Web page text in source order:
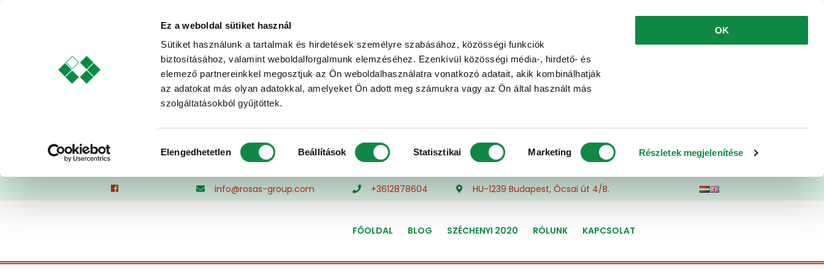
Ez a weboldal sütiket használ
Sütiket használunk a tartalmak és hirdetések személyre szabásához, közösségi funkciók
biztosításához, valamint weboldalforgalmunk elemzéséhez. Ezenkívül közösségi média-, hirdető- és
elemező partnereinkkel megosztjuk az Ön weboldalhasználatra vonatkozó adatait, akik kombinálhatják
az adatokat más olyan adatokkal, amelyeket Ön adott meg számukra vagy az Ön által használt más
szolgáltatásokból gyűjtöttek.
kiválasztása
Elengedhetetlen Beállítások Statisztikai Marketing Részletek megjelenítése
OK
to
info@rosas-group.com +3612878604 HU-1239 Budapest, Ócsai út 4/B.
FŐOLDAL BLOG SZÉCHENYI 2020 RÓLUNK KAPCSOLAT